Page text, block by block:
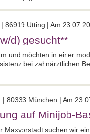
86919 Utting | Am
d) gesucht**
und möchten in einer
bei zahnärztlichen
80333 München | Am
auf Minijob-
suchen wir